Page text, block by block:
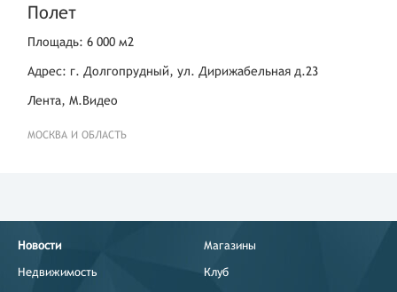
Полет
Площадь: 6 000 м2
Адрес: г. Долгопрудный, ул. Дирижабельная д.23
Лента, М.Видео
МОСКВА И ОБЛАСТЬ
Новости
Недвижимость
Магазины
Клуб